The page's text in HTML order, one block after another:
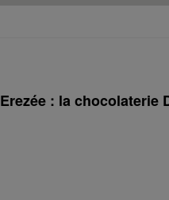
Erezée : la chocolaterie